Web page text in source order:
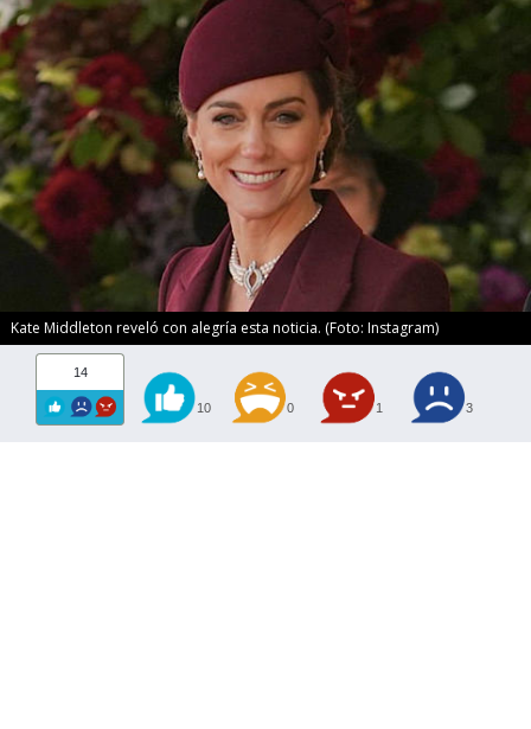
Kate Middleton reveló con alegría esta noticia. (Foto: Instagram)
14
10 0 1 3